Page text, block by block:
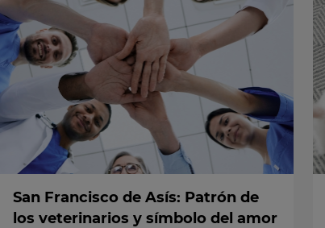
San Francisco de Asís: Patrón de
los veterinarios y símbolo del amor